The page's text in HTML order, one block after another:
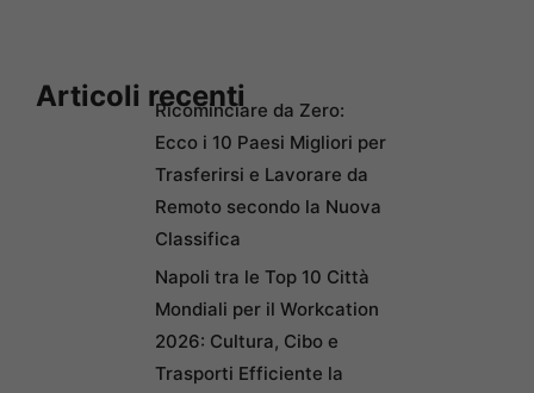
Articoli recentiRicominciare da Zero:
Ecco i 10 Paesi Migliori per
Trasferirsi e Lavorare da
Remoto secondo la Nuova
Classifica
Napoli tra le Top 10 Città
Mondiali per il Workcation
2026: Cultura, Cibo e
Trasporti Efficiente la